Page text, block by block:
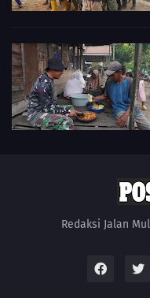
Redaksi Jalan